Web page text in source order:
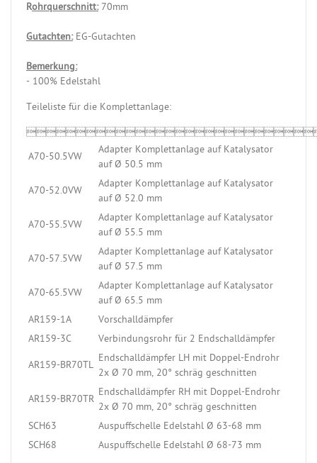
Rohrquerschnitt:70mm
Gutachten:EG-Gutachten
Bemerkung:
- 100% Edelstahl
Teileliste für die Komplettanlage:
A70-50.5VW
Adapter Komplettanlage auf Katalysator
auf Ø 50.5 mm
A70-52.0VW
Adapter Komplettanlage auf Katalysator
auf Ø 52.0 mm
A70-55.5VW
Adapter Komplettanlage auf Katalysator
auf Ø 55.5 mm
A70-57.5VW
Adapter Komplettanlage auf Katalysator
auf Ø 57.5 mm
A70-65.5VW
Adapter Komplettanlage auf Katalysator
auf Ø 65.5 mm
AR159-1A
Vorschalldämpfer
AR159-3C
Verbindungsrohr für 2 Endschalldämpfer
AR159-BR70TL
Endschalldämpfer LH mit Doppel-Endrohr
2x Ø 70 mm, 20° schräg geschnitten
AR159-BR70TR
Endschalldämpfer RH mit Doppel-Endrohr
2x Ø 70 mm, 20° schräg geschnitten
SCH63
Auspuffschelle Edelstahl Ø 63-68 mm
SCH68
Auspuffschelle Edelstahl Ø 68-73 mm